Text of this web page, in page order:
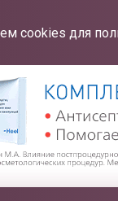
cookies для